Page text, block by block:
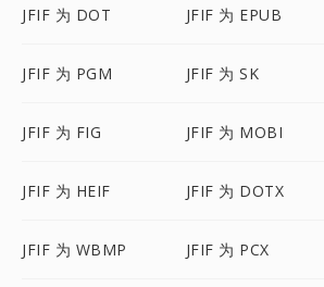
JFIF 为 DOT JFIF 为 EPUB
JFIF 为 PGM JFIF 为 SK
JFIF 为 FIG JFIF 为 MOBI
JFIF 为 HEIF JFIF 为 DOTX
JFIF 为 WBMP JFIF 为 PCX